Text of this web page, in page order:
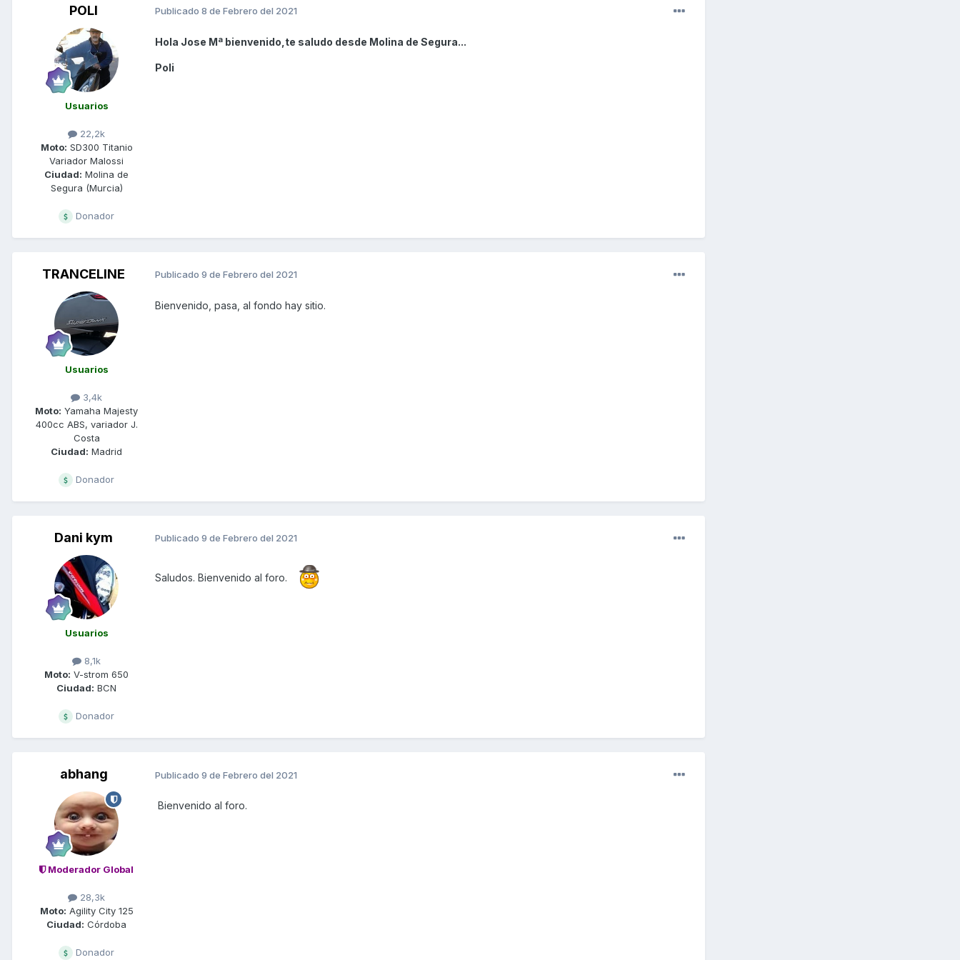
POLI
Usuarios
22,2k
Moto: SD300 Titanio
Variador Malossi
Ciudad: Molina de
Segura (Murcia)
Donador
Publicado 8 de Febrero del 2021
Hola Jose Mª bienvenido,te saludo desde Molina de Segura...
Poli
TRANCELINE
Usuarios
3,4k
Moto: Yamaha Majesty
400cc ABS, variador J.
Costa
Ciudad: Madrid
Donador
Publicado 9 de Febrero del 2021
Bienvenido, pasa, al fondo hay sitio.
Dani kym
Usuarios
8,1k
Moto: V-strom 650
Ciudad: BCN
Donador
Publicado 9 de Febrero del 2021
Saludos. Bienvenido al foro.
abhang
Moderador Global
28,3k
Moto: Agility City 125
Ciudad: Córdoba
Donador
Publicado 9 de Febrero del 2021
Bienvenido al foro.